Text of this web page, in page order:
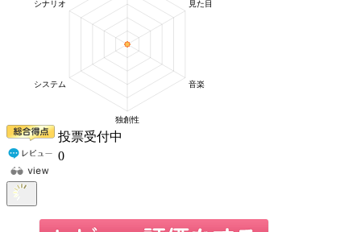
投票受付中
0